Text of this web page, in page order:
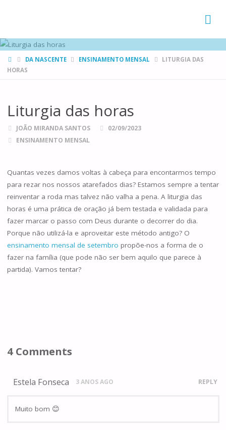
HOMEDA NASCENTE ENSINAMENTO MENSAL
LITURGIA DAS
HORAS
Liturgia das horas
JOÃO MIRANDA SANTOS
02/09/2023
ENSINAMENTO MENSAL
Quantas vezes damos voltas à cabeça para encontarmos tempo
para rezar nos nossos atarefados dias? Estamos sempre a tentar
reinventar a roda mas talvez não valha a pena. A liturgia das
horas é uma prática de oração já bem testada e validada para
fazer marcar o passo com Deus durante o decorrer do dia.
Porque não utilizá-la e aproveitar este método antigo? O
ensinamento mensal de setembro propõe-nos a forma de o
fazer na família (que pode não ser bem aquilo que parece à
partida). Vamos tentar?
4 Comments
Estela Fonseca 3 ANOS AGO REPLY
Muito bom 😊